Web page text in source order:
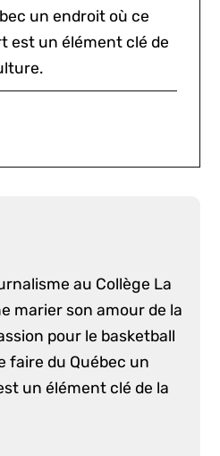
un endroit où ce
est un élément clé de
au Collège La
marier son amour de la
pour le basketball
faire du Québec un
un élément clé de la